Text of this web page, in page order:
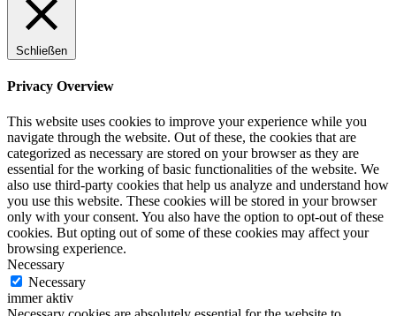
Schließen
Privacy Overview
This website uses cookies to improve your experience while you
navigate through the website. Out of these, the cookies that are
categorized as necessary are stored on your browser as they are
essential for the working of basic functionalities of the website. We
also use third-party cookies that help us analyze and understand how
you use this website. These cookies will be stored in your browser
only with your consent. You also have the option to opt-out of these
cookies. But opting out of some of these cookies may affect your
browsing experience.
Necessary
Necessary
immer aktiv